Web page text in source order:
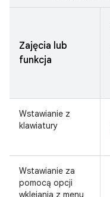
Zajęcia lub
funkcja
Wstawianie z
klawiatury
Wstawianie za
pomocą opcji
wklejania z menu